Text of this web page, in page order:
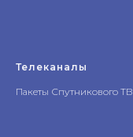
Телеканалы
Пакеты Спутникового ТВ